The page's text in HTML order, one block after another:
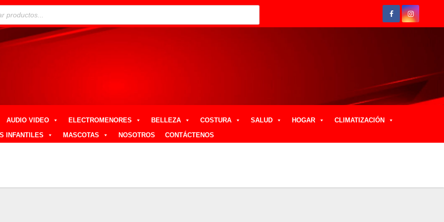
AUDIO VIDEO ELECTROMENORES BELLEZA COSTURA SALUD HOGAR
CLIMATIZACIÓN
INFANTILES MASCOTAS NOSOTROS CONTÁCTENOS